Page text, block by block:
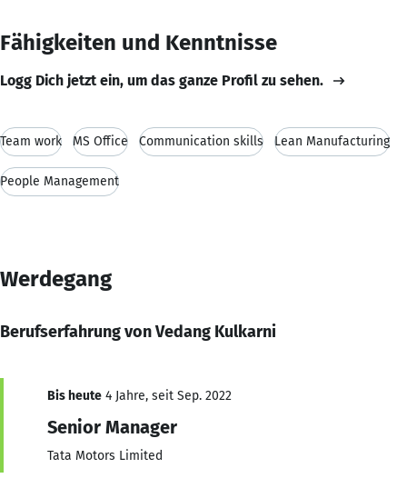
Fähigkeiten und Kenntnisse
Logg Dich jetzt ein, um das ganze Profil zu sehen.
Team work MS Office Communication skills Lean Manufacturing
People Management
Werdegang
Berufserfahrung von Vedang Kulkarni
Bis heute 4 Jahre, seit Sep. 2022
Senior Manager
Tata Motors Limited